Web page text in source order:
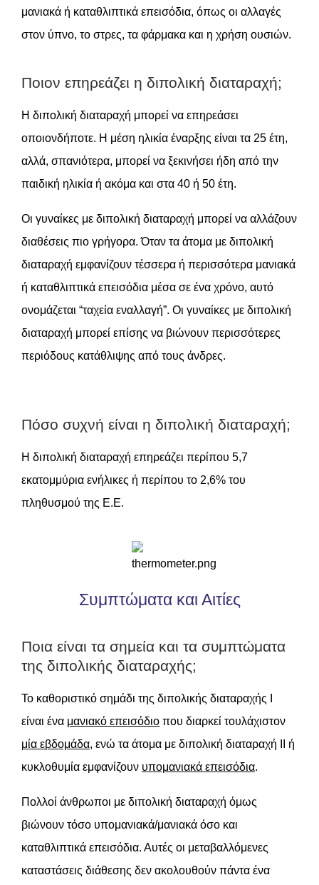
μανιακά ή καταθλιπτικά επεισόδια, όπως οι αλλαγές
στον ύπνο, το στρες, τα φάρμακα και η χρήση ουσιών.
Ποιον επηρεάζει η διπολική διαταραχή;
Η διπολική διαταραχή μπορεί να επηρεάσει
οποιονδήποτε. Η μέση ηλικία έναρξης είναι τα 25 έτη,
αλλά, σπανιότερα, μπορεί να ξεκινήσει ήδη από την
παιδική ηλικία ή ακόμα και στα 40 ή 50 έτη.
Οι γυναίκες με διπολική διαταραχή μπορεί να αλλάζουν
διαθέσεις πιο γρήγορα. Όταν τα άτομα με διπολική
διαταραχή εμφανίζουν τέσσερα ή περισσότερα μανιακά
ή καταθλιπτικά επεισόδια μέσα σε ένα χρόνο, αυτό
ονομάζεται “ταχεία εναλλαγή”. Οι γυναίκες με διπολική
διαταραχή μπορεί επίσης να βιώνουν περισσότερες
περιόδους κατάθλιψης από τους άνδρες.
Πόσο συχνή είναι η διπολική διαταραχή;
Η διπολική διαταραχή επηρεάζει περίπου 5,7
εκατομμύρια ενήλικες ή περίπου το 2,6% του
πληθυσμού της Ε.Ε.
Συμπτώματα και Αιτίες
Ποια είναι τα σημεία και τα συμπτώματα
της διπολικής διαταραχής;
Το καθοριστικό σημάδι της διπολικής διαταραχής Ι
είναι ένα μανιακό επεισόδιο που διαρκεί τουλάχιστον
μία εβδομάδα, ενώ τα άτομα με διπολική διαταραχή ΙΙ ή
κυκλοθυμία εμφανίζουν υπομανιακά επεισόδια.
Πολλοί άνθρωποι με διπολική διαταραχή όμως
βιώνουν τόσο υπομανιακά/μανιακά όσο και
καταθλιπτικά επεισόδια. Αυτές οι μεταβαλλόμενες
καταστάσεις διάθεσης δεν ακολουθούν πάντα ένα